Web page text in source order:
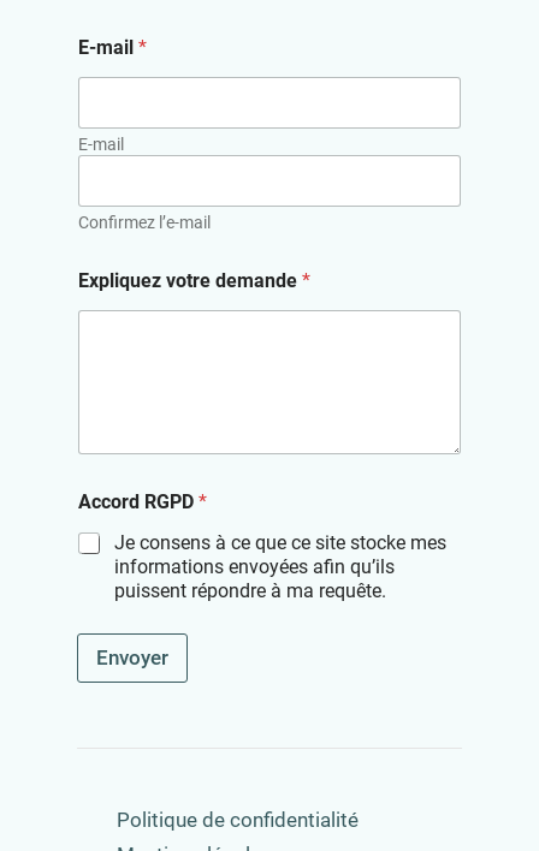
E-mail *
E-mail
Confirmez l’e-mail
Expliquez votre demande *
Accord RGPD *
Je consens à ce que ce site stocke mes
informations envoyées afin qu’ils
puissent répondre à ma requête.
Envoyer
Politique de confidentialité